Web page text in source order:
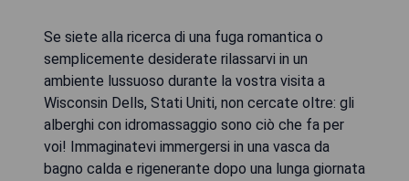
Se siete alla ricerca di una fuga romantica o
semplicemente desiderate rilassarvi in un
ambiente lussuoso durante la vostra visita a
Wisconsin Dells, Stati Uniti, non cercate oltre: gli
alberghi con idromassaggio sono ciò che fa per
voi! Immaginatevi immergersi in una vasca da
bagno calda e rigenerante dopo una lunga giornata